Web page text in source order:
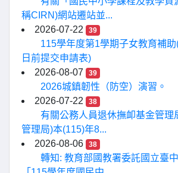
稱CIRN)網站遷站並...
2026-07-22
39
115學年度第1學期子女教育補
日前提交申請表)
2026-08-07
39
2026城鎮韌性（防空）演習。
2026-07-22
38
有關公務人員退休撫卹基金管理
管理局)本(115)年8...
2026-08-06
38
轉知: 教育部國教署委託國立臺